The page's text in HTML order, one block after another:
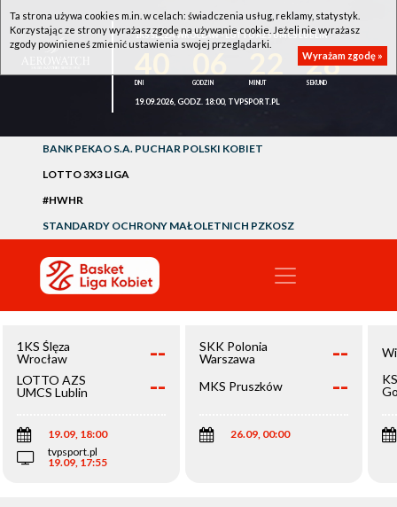
1KS ŚLĘZA WROCŁAW - LOTTO AZS UMCS LUBLIN
27
19.09.2026, GODZ. 18:00, TVPSPORT.PL
BANK PEKAO S.A. PUCHAR POLSKI KOBIET
LOTTO 3X3 LIGA
#HWHR
STANDARDY OCHRONY MAŁOLETNICH PZKOSZ
1KS Ślęza
Wrocław
--
LOTTO AZS
UMCS Lublin
--
19.09, 18:00
tvpsport.pl
19.09, 17:55
SKK Polonia
Warszawa
--
MKS Pruszków --
26.09, 00:00
Ta strona używa cookies m.in. w celach: świadczenia usług, reklamy, statystyk.
Korzystając ze strony wyrażasz zgodę na używanie cookie. Jeżeli nie wyrażasz
zgody powinieneś zmienić ustawienia swojej przeglądarki.
Wyrażam zgodę »